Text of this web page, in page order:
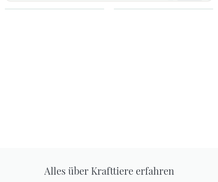
Alles über Krafttiere erfahren